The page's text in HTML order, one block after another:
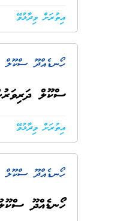
އިތުރަށް ވިދާޅުވޭ
ހޯނޑެއްދޫ ސްކޫލް
ސްކޫލް
އިތުރަށް ވިދާޅުވޭ
ހޯނޑެއްދޫ ސްކޫލް
ހޯނޑެއްދޫ